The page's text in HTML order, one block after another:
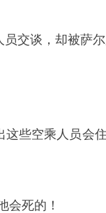
交谈，却被萨尔
些空乘人员会
会死的！